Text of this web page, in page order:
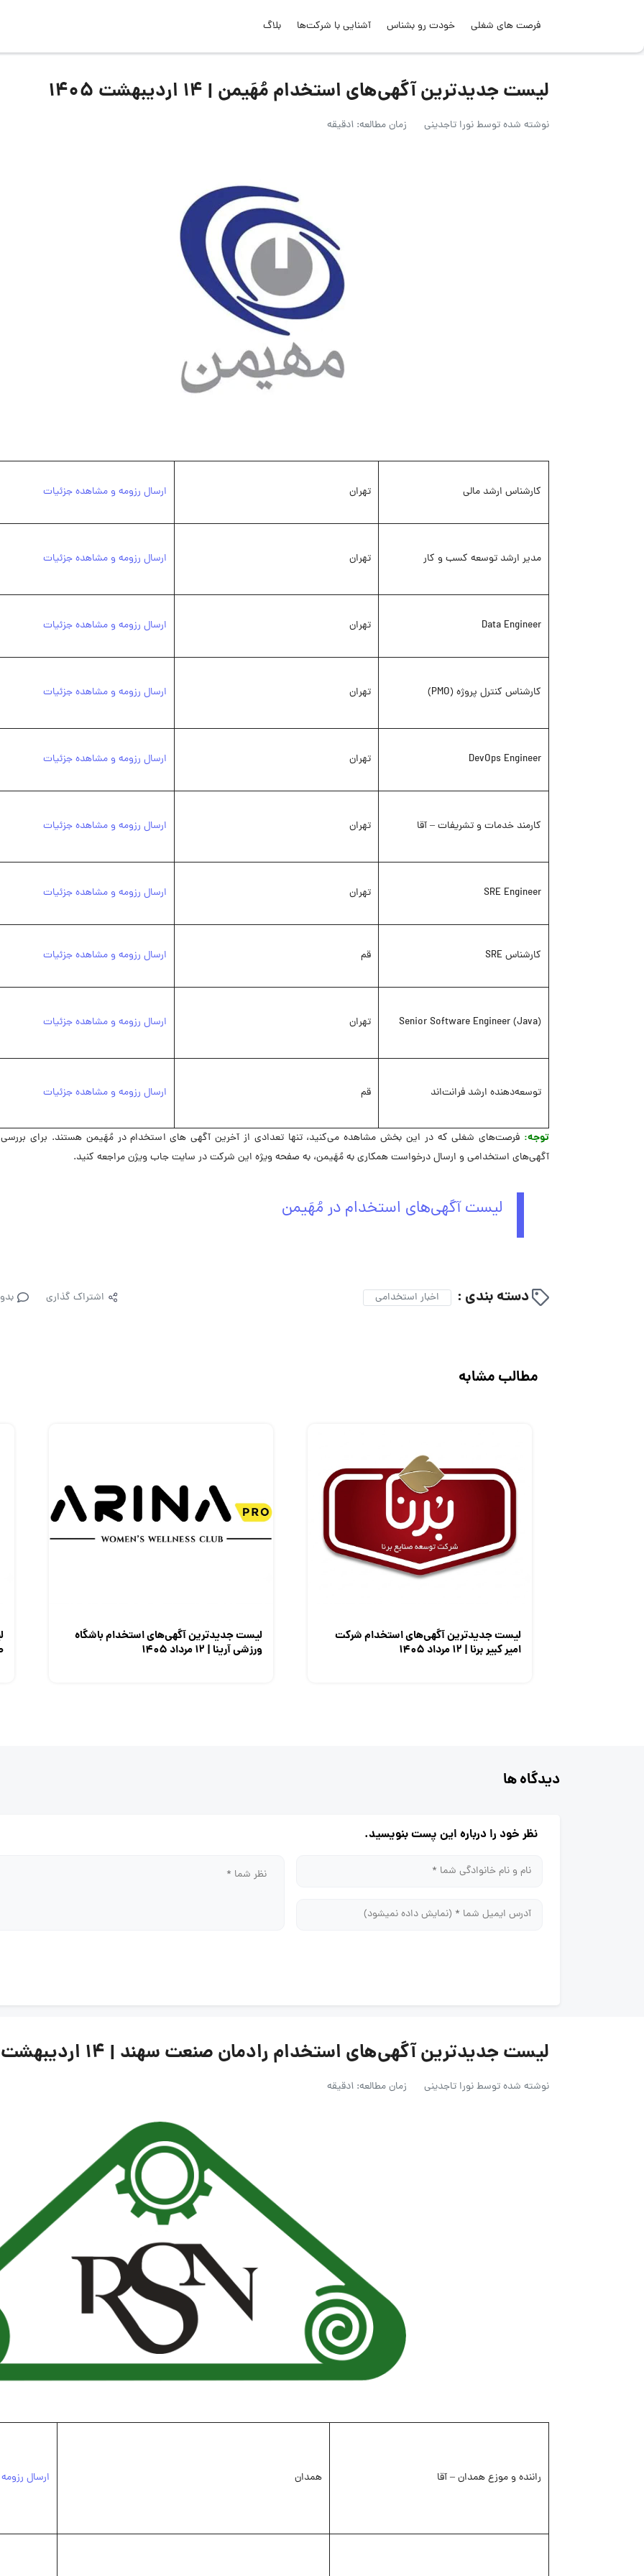
فرصت های شغلی خودت رو بشناس آشنایی با شرکت‌ها بلاگ
لیست جدیدترین آگهی‌های استخدام مُهَیمن | 14 اردیبهشت 1405
نوشته شده توسطنورا تاجدینی زمان مطالعه: 1دقیقه
کارشناس ارشد مالی تهران ارسال رزومه و مشاهده جزئیات
مدیر ارشد توسعه کسب و کار تهران ارسال رزومه و مشاهده جزئیات
Data Engineer تهران ارسال رزومه و مشاهده جزئیات
کارشناس کنترل پروژه (PMO) تهران ارسال رزومه و مشاهده جزئیات
DevOps Engineer تهران ارسال رزومه و مشاهده جزئیات
کارمند خدمات و تشریفات – آقا تهران ارسال رزومه و مشاهده جزئیات
SRE Engineer تهران ارسال رزومه و مشاهده جزئیات
کارشناس SRE قم ارسال رزومه و مشاهده جزئیات
Senior Software Engineer (Java) تهران ارسال رزومه و مشاهده جزئیات
توسعه‌دهنده ارشد فرانت‌اند قم ارسال رزومه و مشاهده جزئیات
توجه: فرصت‌های شغلی که در این بخش مشاهده می‌کنید، تنها تعدادی از آخرین آگهی های استخدام در مُهَیمن هستند. برای
آگهی‌های استخدامی و ارسال درخواست همکاری به مُهَیمن، به صفحه ویژه این شرکت در ‌سایت جاب ویژن مراجعه کنید.
لیست آگهی‌های استخدام در مُهَیمن
دسته بندی : اخبار استخدامی اشتراک گذاری
مطالب مشابه
لیست جدیدترین آگهی‌های استخدام شرکت
امیر کبیر برنا | ۱۲ مرداد ۱۴۰۵
لیست جدیدترین آگهی‌های استخدام باشگاه
ورزشی آرینا | ۱۲ مرداد ۱۴۰۵
دیدگاه ها
نظر خود را درباره این پست بنویسید.
لیست جدیدترین آگهی‌های استخدام رادمان صنعت سهند | 14 اردیبهشت 1405
نوشته شده توسطنورا تاجدینی زمان مطالعه: 1دقیقه
راننده و موزع همدان – آقا همدان ارسال